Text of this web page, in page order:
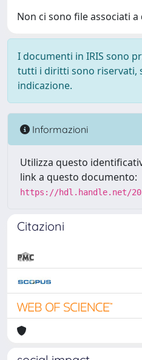
Non ci sono file associati
I documenti in IRIS sono
tutti i diritti sono riservati,
indicazione.
Informazioni
Utilizza questo
link a questo documento:
https://hdl.handle.net/
Citazioni